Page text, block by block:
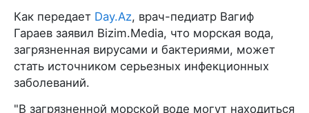
Как передает Day.Az, врач-педиатр Вагиф
Гараев заявил Bizim.Media, что морская вода,
загрязненная вирусами и бактериями, может
стать источником серьезных инфекционных
заболеваний.
"В загрязненной морской воде могут находиться